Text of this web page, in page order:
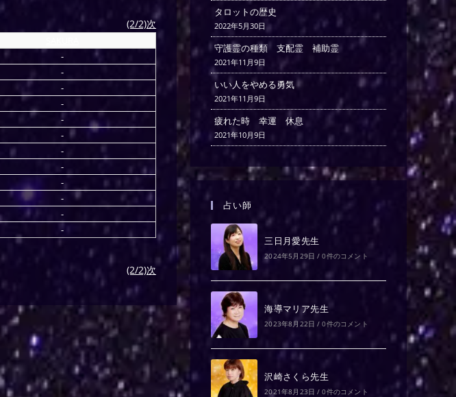
(2/2)次
-
-
-
-
-
-
-
-
-
-
-
-
(2/2)次
タロットの歴史
2022年5月30日
守護霊の種類 支配霊 補助霊
2021年11月9日
いい人をやめる勇気
2021年11月9日
疲れた時 幸運 休息
2021年10月9日
占い師
三日月愛先生
2024年5月29日 / 0件のコメント
海導マリア先生
2023年8月22日 / 0件のコメント
沢崎さくら先生
2021年8月23日 / 0件のコメント